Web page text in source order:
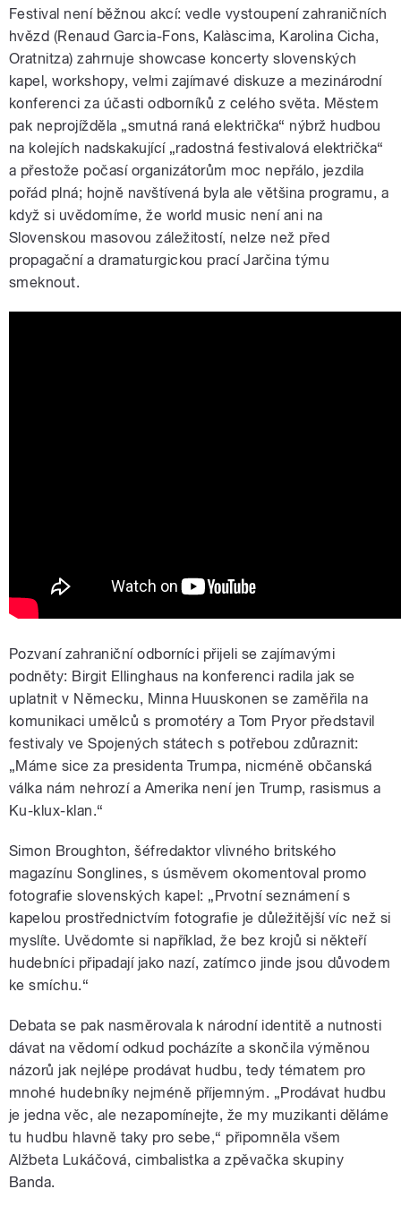
Festival není běžnou akcí: vedle vystoupení zahraničních
hvězd (Renaud Garcia-Fons, Kalàscima, Karolina Cicha,
Oratnitza) zahrnuje showcase koncerty slovenských
kapel, workshopy, velmi zajímavé diskuze a mezinárodní
konferenci za účasti odborníků z celého světa. Městem
pak neprojížděla „smutná raná električka“ nýbrž hudbou
na kolejích nadskakující „radostná festivalová električka“
a přestože počasí organizátorům moc nepřálo, jezdila
pořád plná; hojně navštívená byla ale většina programu, a
když si uvědomíme, že world music není ani na
Slovenskou masovou záležitostí, nelze než před
propagační a dramaturgickou prací Jarčina týmu
smeknout.
Pozvaní zahraniční odborníci přijeli se zajímavými
podněty: Birgit Ellinghaus na konferenci radila jak se
uplatnit v Německu, Minna Huuskonen se zaměřila na
komunikaci umělců s promotéry a Tom Pryor představil
festivaly ve Spojených státech s potřebou zdůraznit:
„Máme sice za presidenta Trumpa, nicméně občanská
válka nám nehrozí a Amerika není jen Trump, rasismus a
Ku-klux-klan.“
Simon Broughton, šéfredaktor vlivného britského
magazínu Songlines, s úsměvem okomentoval promo
fotografie slovenských kapel: „Prvotní seznámení s
kapelou prostřednictvím fotografie je důležitější víc než si
myslíte. Uvědomte si například, že bez krojů si někteří
hudebníci připadají jako nazí, zatímco jinde jsou důvodem
ke smíchu.“
Debata se pak nasměrovala k národní identitě a nutnosti
dávat na vědomí odkud pocházíte a skončila výměnou
názorů jak nejlépe prodávat hudbu, tedy tématem pro
mnohé hudebníky nejméně příjemným. „Prodávat hudbu
je jedna věc, ale nezapomínejte, že my muzikanti děláme
tu hudbu hlavně taky pro sebe,“ připomněla všem
Alžbeta Lukáčová, cimbalistka a zpěvačka skupiny
Banda.